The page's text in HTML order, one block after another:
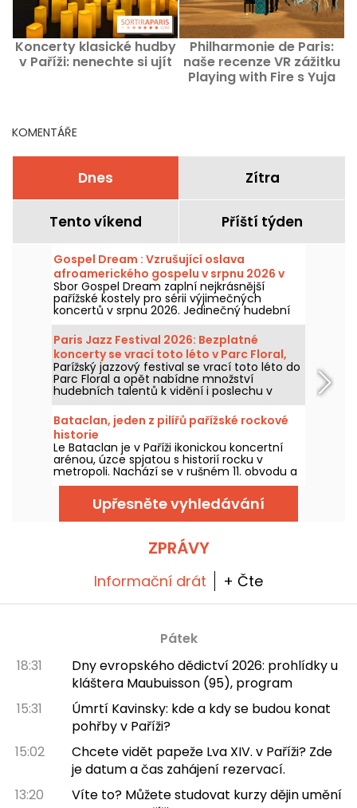
Koncerty klasické hudby
v Paříži: nenechte si ujít
Philharmonie de Paris:
naše recenze VR zážitku
Playing with Fire s Yuja
KOMENTÁŘE
Dnes Zítra
Tento víkend Příští týden
Gospel Dream : Vzrušující oslava
afroamerického gospelu v srpnu 2026 v
Paříži
Sbor Gospel Dream zaplní nejkrásnější
pařížské kostely pro sérii výjimečných
koncertů v srpnu 2026. Jedinečný hudební
zážitek, který slaví naději, jednotu a odolnost
prostřednictvím autentických zpěvů
Afroamerické církve.
Paris Jazz Festival 2026: Bezplatné
koncerty se vrací toto léto v Parc Floral,
program
Parížský jazzový festival se vrací toto léto do
Parc Floral a opět nabídne množství
hudebních talentů k vidění i poslechu v
idylickém prostředí. Zde je program
bezplatných koncertů k objevení od 24.
června do 6. září 2026!
Bataclan, jeden z pilířů pařížské rockové
historie
Le Bataclan je v Paříži ikonickou koncertní
arénou, úzce spjatou s historií rocku v
metropoli. Nachází se v rušném 11. obvodu a
zůstává ikonickým místem pařížské hudební
Upřesněte vyhledávání
ZPRÁVY
Informační drát + Čte
Pátek
18:31
Dny evropského dědictví 2026: prohlídky u
kláštera Maubuisson (95), program
15:31
Úmrtí Kavinsky: kde a kdy se budou konat
pohřby v Paříži?
15:02
Chcete vidět papeže Lva XIV. v Paříži? Zde
je datum a čas zahájení rezervací.
13:20
Víte to? Můžete studovat kurzy dějin umění